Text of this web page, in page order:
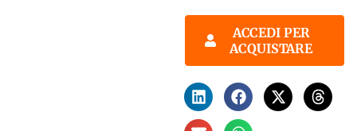
ACCEDI PER
ACQUISTARE